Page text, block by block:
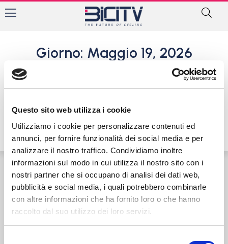
Questo sito web utilizza i cookie
Utilizziamo i cookie per personalizzare contenuti ed
annunci, per fornire funzionalità dei social media e per
analizzare il nostro traffico. Condividiamo inoltre
informazioni sul modo in cui utilizza il nostro sito con i
nostri partner che si occupano di analisi dei dati web,
pubblicità e social media, i quali potrebbero combinarle
con altre informazioni che ha fornito loro o che hanno
raccolto dal suo utilizzo dei loro servizi.
Giorno: Maggio 19, 2026
Alessandro Pazzaglini trionfa
in solitaria a Monte Urano
19 Maggio 2026